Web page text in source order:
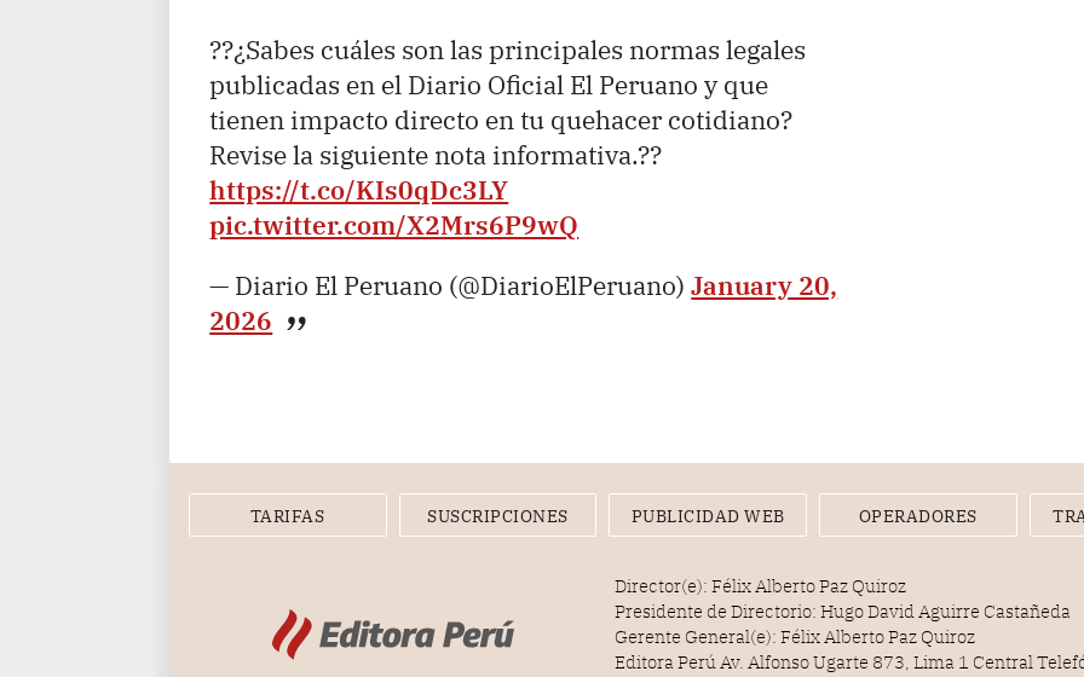
??¿Sabes cuáles son las principales normas legales
publicadas en el Diario Oficial El Peruano y que
tienen impacto directo en tu quehacer cotidiano?
Revise la siguiente nota informativa.??
https://t.co/KIs0qDc3LY
pic.twitter.com/X2Mrs6P9wQ
— Diario El Peruano (@DiarioElPeruano)January 20,
2026
TARIFAS SUSCRIPCIONES PUBLICIDAD WEB OPERADORES
Director(e): Félix Alberto Paz Quiroz
Presidente de Directorio: Hugo David Aguirre Castañeda
Gerente General(e): Félix Alberto Paz Quiroz
Editora Perú Av. Alfonso Ugarte 873, Lima 1 Central